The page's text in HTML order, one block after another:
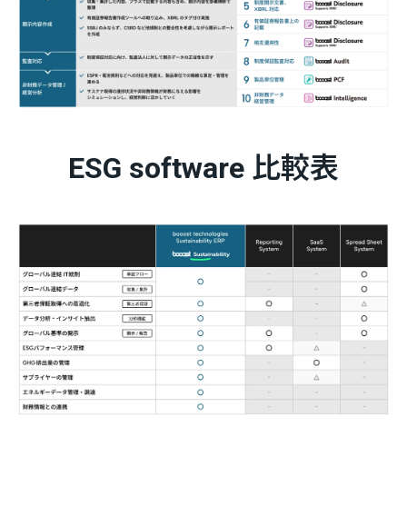
ESG software 比較表